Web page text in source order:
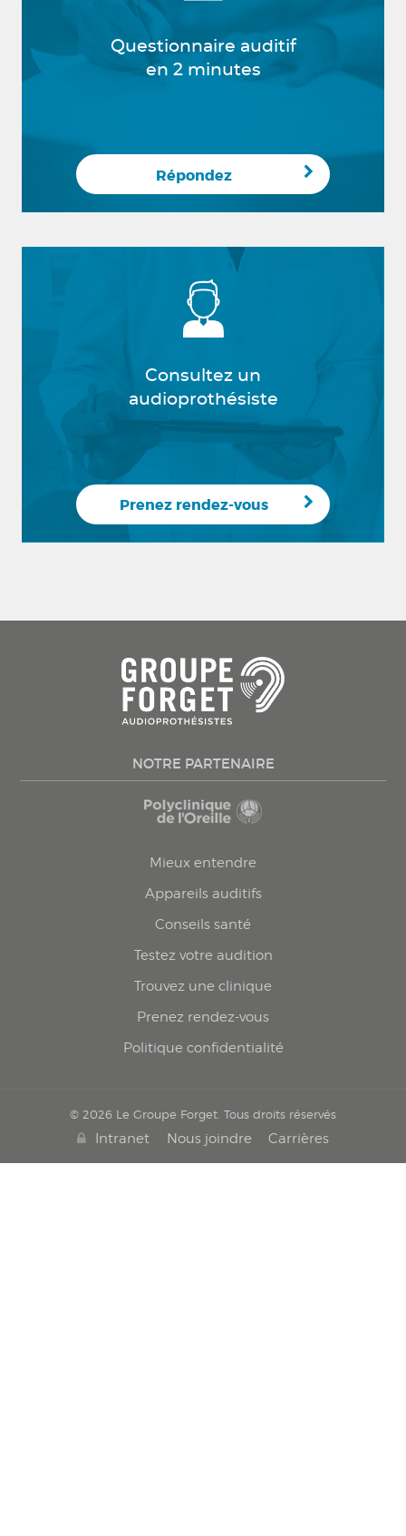
Questionnaire auditif
en 2 minutes
Répondez
Consultez un
audioprothésiste
Prenez rendez-vous
NOTRE PARTENAIRE
Mieux entendre
Appareils auditifs
Conseils santé
Testez votre audition
Trouvez une clinique
Prenez rendez-vous
Politique confidentialité
© 2026 Le Groupe Forget. Tous droits réservés
Intranet Nous joindre Carrières